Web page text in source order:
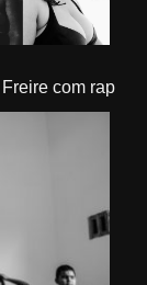
com rap